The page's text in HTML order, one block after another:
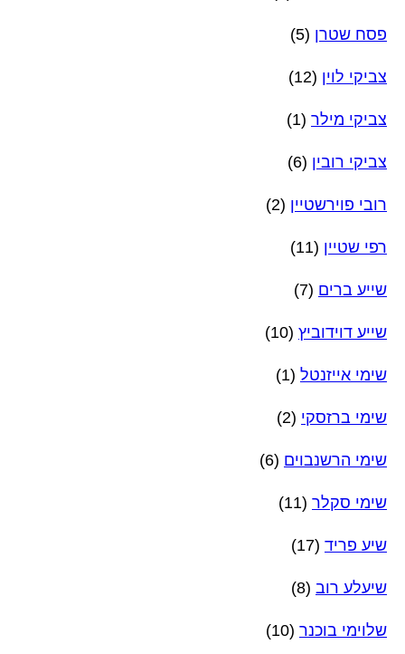
פסח שטרן (5)
צביקי לוין (12)
צביקי מילר (1)
צביקי רובין (6)
רובי פוירשטיין (2)
רפי שטיין (11)
שייע ברים (7)
שייע דוידוביץ (10)
שימי אייזנטל (1)
שימי ברזסקי (2)
שימי הרשנבוים (6)
שימי סקלר (11)
שיע פריד (17)
שיעלע רוב (8)
שלוימי בוכנר (10)